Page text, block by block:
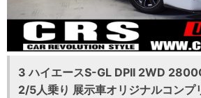
3 ハイエースS-GL DPII 2WD
2/5人乗り 展示車オリジナルコンプ